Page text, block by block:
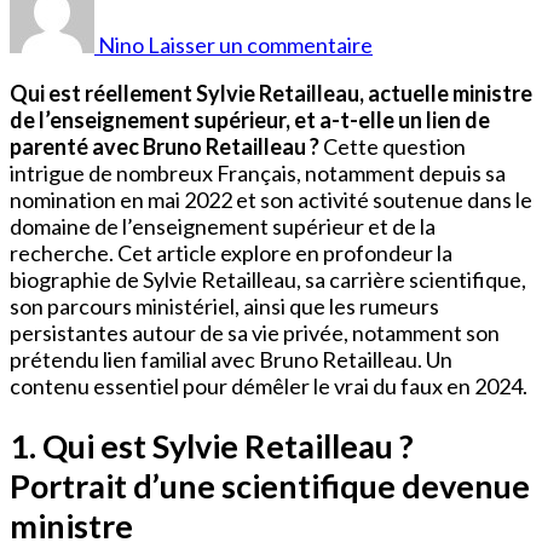
Nino Laisser un commentaire
Mari
Qui est réellement Sylvie Retailleau, actuelle ministre
de l’enseignement supérieur, et a-t-elle un lien de
parenté avec Bruno Retailleau ?Cette question
intrigue de nombreux Français, notamment depuis sa
nomination en mai 2022 et son activité soutenue dans le
domaine de l’enseignement supérieur et de la
recherche. Cet article explore en profondeur la
biographie de Sylvie Retailleau, sa carrière scientifique,
son parcours ministériel, ainsi que les rumeurs
persistantes autour de sa vie privée, notamment son
prétendu lien familial avec Bruno Retailleau. Un
contenu essentiel pour démêler le vrai du faux en 2024.
1. Qui est Sylvie Retailleau ?
Portrait d’une scientifique devenue
ministre